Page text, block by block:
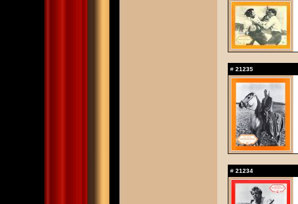
# 21235
# 21234